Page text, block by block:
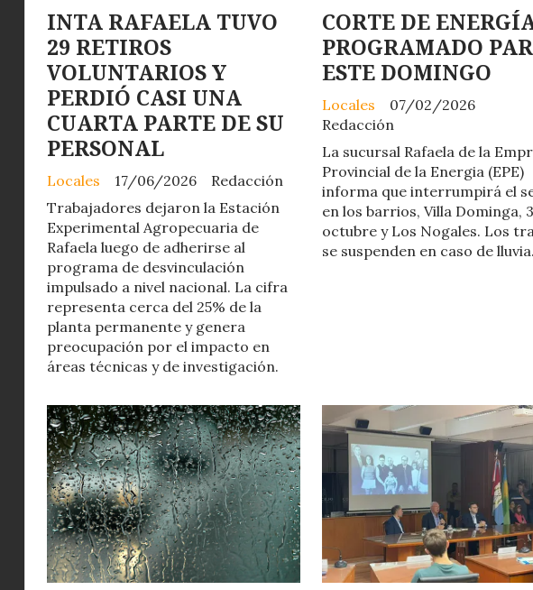
INTA RAFAELA TUVO
29 RETIROS
VOLUNTARIOS Y
PERDIÓ CASI UNA
CUARTA PARTE DE SU
PERSONAL
Redacción
Locales
17/06/2026
Trabajadores dejaron la Estación
Experimental Agropecuaria de
Rafaela luego de adherirse al
programa de desvinculación
impulsado a nivel nacional. La cifra
representa cerca del 25% de la
planta permanente y genera
preocupación por el impacto en
áreas técnicas y de investigación.
CORTE DE
PROGRAMADO
ESTE DOMINGO
Redacción
Locales 07/02/2026
La sucursal Rafaela de la
Provincial de la Energia (EPE)
informa que interrumpirá el
en los barrios, Villa Dominga,
octubre y Los Nogales. Los
se suspenden en caso de lluvia.